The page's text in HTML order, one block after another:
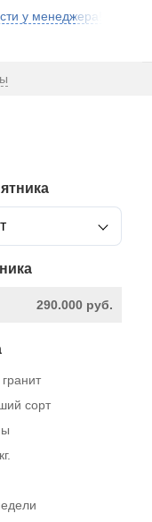
у менеджера!
290.000 руб.
сорт